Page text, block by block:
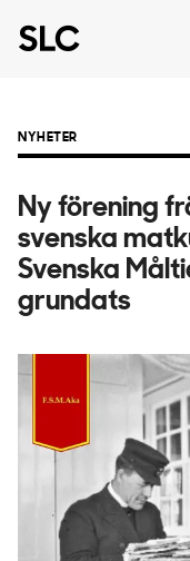
NYHETER
Ny förening
svenska
Svenska
grundats